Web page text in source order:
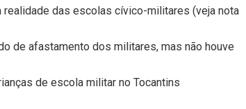
das escolas cívico-militares (veja nota
de afastamento dos militares, mas não houve
de escola militar no Tocantins